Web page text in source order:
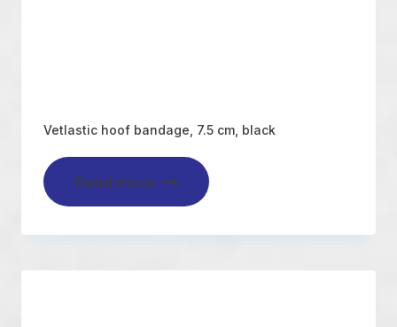
Vetlastic hoof bandage, 7.5 cm, black
Read more